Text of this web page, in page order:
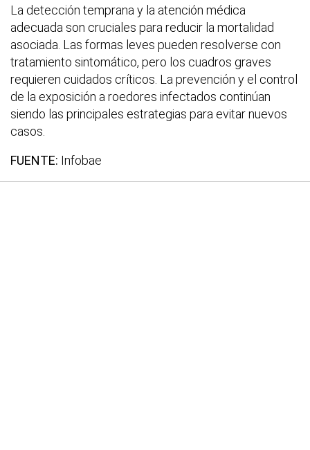
La detección temprana y la atención médica
adecuada son cruciales para reducir la mortalidad
asociada. Las formas leves pueden resolverse con
tratamiento sintomático, pero los cuadros graves
requieren cuidados críticos. La prevención y el control
de la exposición a roedores infectados continúan
siendo las principales estrategias para evitar nuevos
casos.
FUENTE: Infobae